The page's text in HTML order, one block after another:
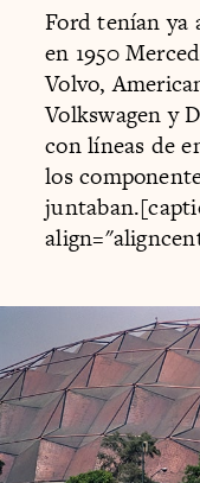
Ford tenían ya
en 1950
Volvo,
Volkswagen y
con líneas de
los